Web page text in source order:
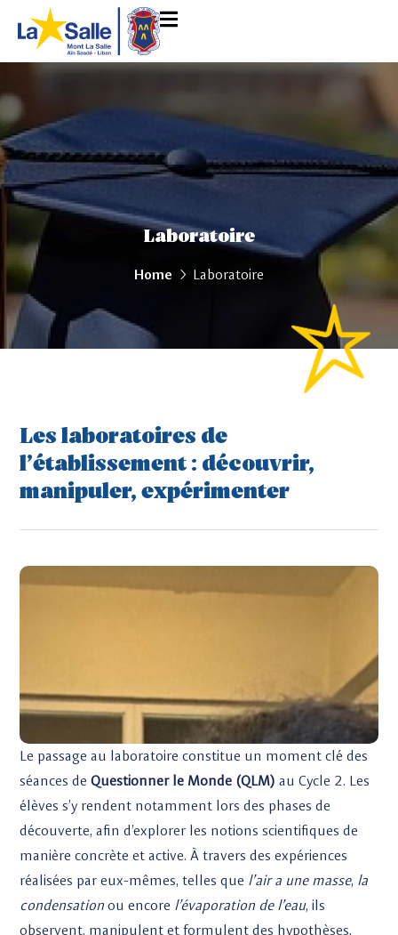
Laboratoire
Home Laboratoire
Les laboratoires de
l’établissement : découvrir,
manipuler, expérimenter ‎
Le passage au laboratoire constitue un moment clé des
séances de Questionner le Monde (QLM) au Cycle 2. Les
élèves s’y rendent notamment lors des phases de
découverte, afin d’explorer les notions scientifiques de
manière concrète et active. À travers des expériences
réalisées par eux-mêmes, telles que l’air a une masse, la
condensation ou encore l’évaporation de l’eau, ils
observent, manipulent et formulent des hypothèses,